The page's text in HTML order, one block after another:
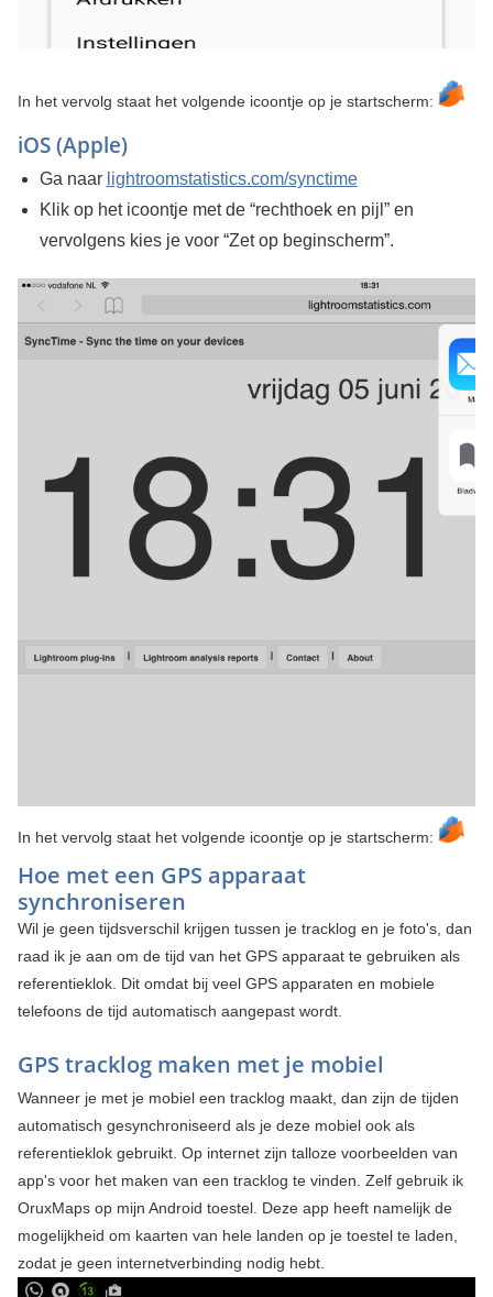
In het vervolg staat het volgende icoontje op je startscherm:
iOS (Apple)
Ga naar lightroomstatistics.com/synctime
Klik op het icoontje met de “rechthoek en pijl” en
vervolgens kies je voor “Zet op beginscherm”.
In het vervolg staat het volgende icoontje op je startscherm:
Hoe met een GPS apparaat
synchroniseren
Wil je geen tijdsverschil krijgen tussen je tracklog en je foto's, dan
raad ik je aan om de tijd van het GPS apparaat te gebruiken als
referentieklok. Dit omdat bij veel GPS apparaten en mobiele
telefoons de tijd automatisch aangepast wordt.
GPS tracklog maken met je mobiel
Wanneer je met je mobiel een tracklog maakt, dan zijn de tijden
automatisch gesynchroniseerd als je deze mobiel ook als
referentieklok gebruikt. Op internet zijn talloze voorbeelden van
app's voor het maken van een tracklog te vinden. Zelf gebruik ik
OruxMaps op mijn Android toestel. Deze app heeft namelijk de
mogelijkheid om kaarten van hele landen op je toestel te laden,
zodat je geen internetverbinding nodig hebt.